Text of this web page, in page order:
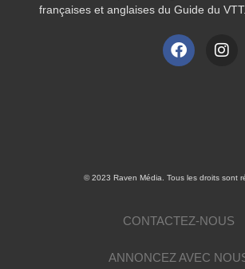
françaises et anglaises du Guide du VTT.
© 2023 Raven Média. Tous les droits sont
CONTACTEZ-NOUS
ANNONCEZ AVEC